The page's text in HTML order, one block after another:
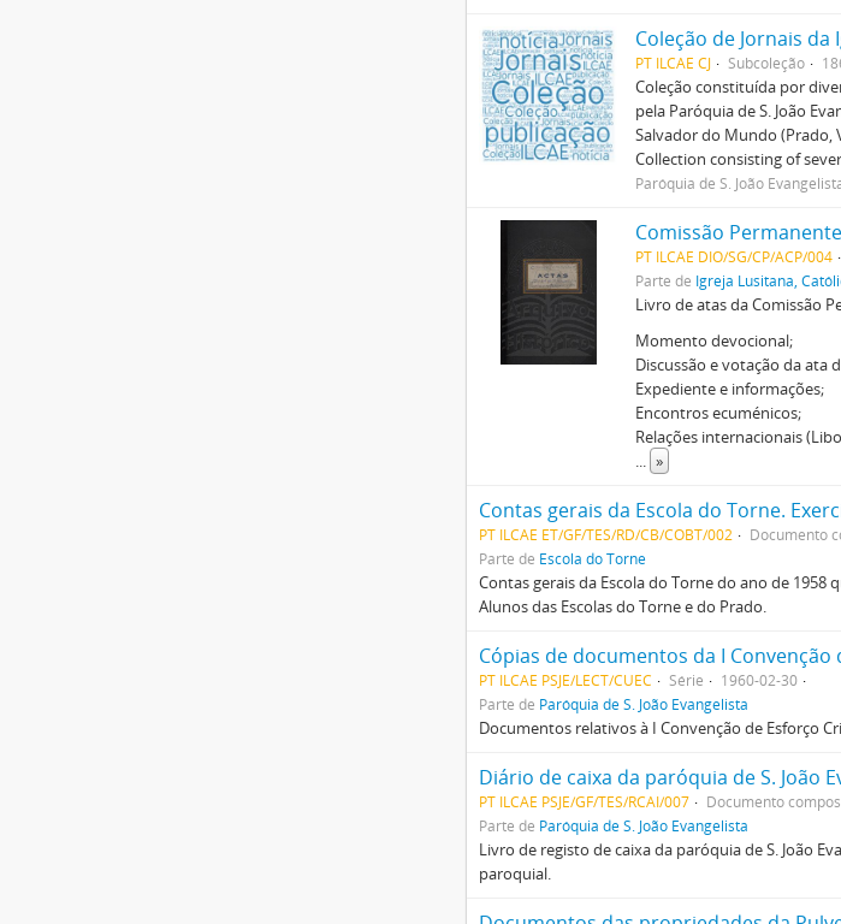
Coleção de Jornais da
PT ILCAE CJ Subcoleção
Coleção constituída por
pela Paróquia de S. João
Salvador do Mundo (Prado,
Collection consisting of
Paróquia de S. João
Comissão
PT ILCAE DIO/SG/CP/ACP/004
Parte de Igreja Lusitana,
Livro de atas da Comissão
Momento devocional;
Discussão e votação da ata
Expediente e informações;
Encontros ecuménicos;
Relações internacionais
... »
Contas gerais da Escola do Torne.
PT ILCAE ET/GF/TES/RD/CB/COBT/002 Documento
Parte de Escola do Torne
Contas gerais da Escola do Torne do ano de 1958
Alunos das Escolas do Torne e do Prado.
Cópias de documentos da I
PT ILCAE PSJE/LECT/CUEC Série
1960-02-30
Parte de Paróquia de S. João Evangelista
Documentos relativos à I Convenção de Esforço
Diário de caixa da paróquia de S. João
PT ILCAE PSJE/GF/TES/RCAI/007 Documento
Parte de Paróquia de S. João Evangelista
Livro de registo de caixa da paróquia de S. João
paroquial.